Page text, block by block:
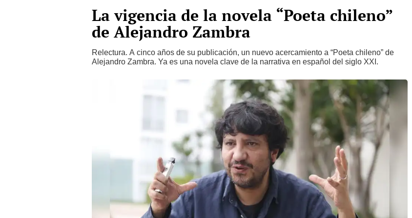
La vigencia de la novela “Poeta chileno”
de Alejandro Zambra
Relectura. A cinco años de su publicación, un nuevo acercamiento a “Poeta chileno” de
Alejandro Zambra. Ya es una novela clave de la narrativa en español del siglo XXI.